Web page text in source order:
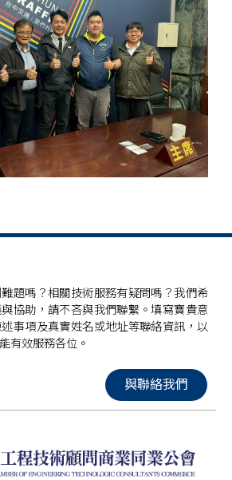
題嗎？相關技術服務有疑問嗎？我們希
協助，請不吝與我們聯繫。填寫寶貴意
事項及真實姓名或地址等聯絡資訊，以
有效服務各位。
與聯絡我們